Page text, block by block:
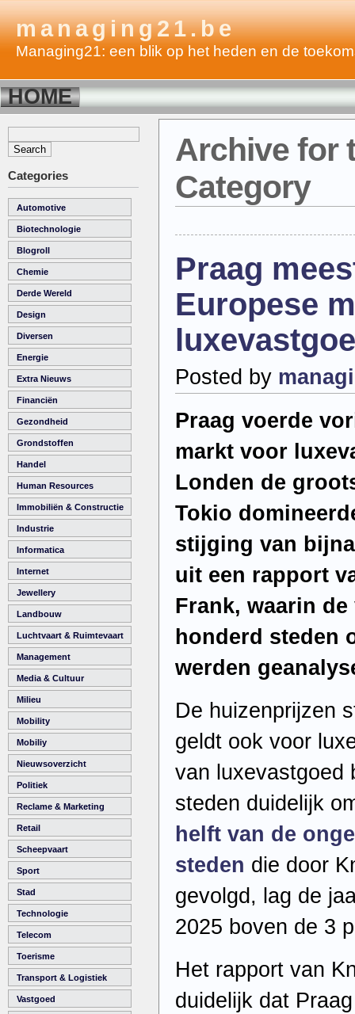
managing21.be
Managing21: een blik op het heden en de
HOME
Categories
Automotive
Biotechnologie
Blogroll
Chemie
Derde Wereld
Design
Diversen
Energie
Extra Nieuws
Financiën
Gezondheid
Grondstoffen
Handel
Human Resources
Immobiliën & Constructie
Industrie
Informatica
Internet
Jewellery
Landbouw
Luchtvaart & Ruimtevaart
Management
Media & Cultuur
Milieu
Mobility
Mobiliy
Nieuwsoverzicht
Politiek
Reclame & Marketing
Retail
Scheepvaart
Sport
Stad
Technologie
Telecom
Toerisme
Transport & Logistiek
Vastgoed
Archive for
Category
Praag
Europese
Posted by
Praag voerde
markt voor
Londen de
Tokio
stijging van
uit een rapport
Frank, waarin
honderd steden
werden
De huizenprijzen
geldt ook voor
van luxevastgoed
steden duidelijk
helft van de
steden die door
gevolgd, lag de
2025 boven de 3
Het rapport van
duidelijk dat